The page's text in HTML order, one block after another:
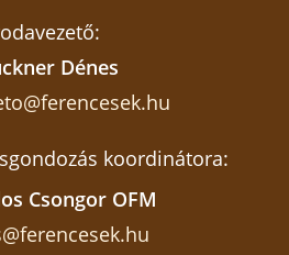
Dénes
koordinátora:
Csongor OFM